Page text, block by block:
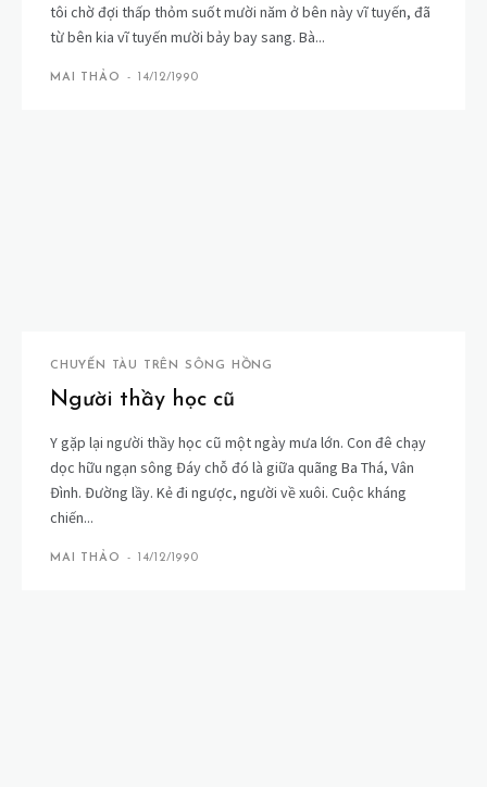
tôi chờ đợi thấp thỏm suốt mười năm ở bên này vĩ tuyến, đã
từ bên kia vĩ tuyến mười bảy bay sang. Bà...
MAI THẢO - 14/12/1990
CHUYẾN TÀU TRÊN SÔNG HỒNG
Người thầy học cũ
Y gặp lại người thầy học cũ một ngày mưa lớn. Con đê chạy
dọc hữu ngạn sông Đáy chỗ đó là giữa quãng Ba Thá, Vân
Đình. Đường lầy. Kẻ đi ngược, người về xuôi. Cuộc kháng
chiến...
MAI THẢO - 14/12/1990